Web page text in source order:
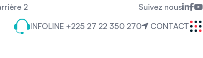
2
Suivez nous
INFOLINE +225 27 22 350 270 CONTACT